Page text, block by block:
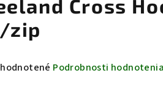
Cross
zip
Podrobnosti hodnotenia